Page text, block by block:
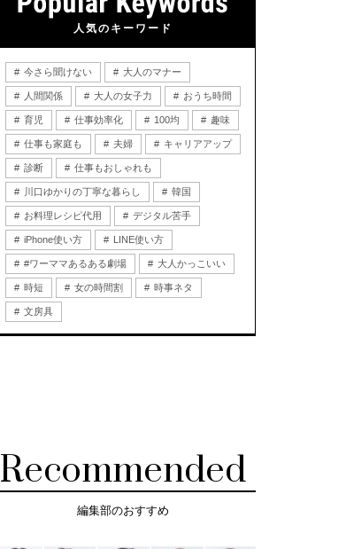
人気のキーワード
今さら聞けない 大人のマナー
人間関係 大人の女子力 おうち時間
育児 仕事効率化 100均 趣味
仕事も家庭も 夫婦 キャリアアップ
診断 仕事もおしゃれも
川口ゆかりの丁寧な暮らし 韓国
お料理レシピ代用 デジタル苦手
iPhone使い方 LINE使い方
#ワーママあるある劇場 大人かっこいい
時短 女の時間割 時事ネタ
文房具
Recommended
編集部のおすすめ